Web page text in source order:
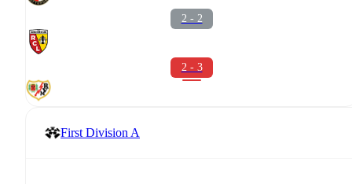
2 - 2
2 - 3
First Division A